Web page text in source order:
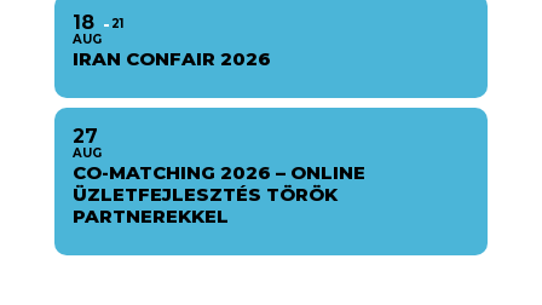
18
AUG
21
IRAN CONFAIR 2026
27
AUG
CO-MATCHING 2026 – ONLINE
ÜZLETFEJLESZTÉS TÖRÖK
PARTNEREKKEL